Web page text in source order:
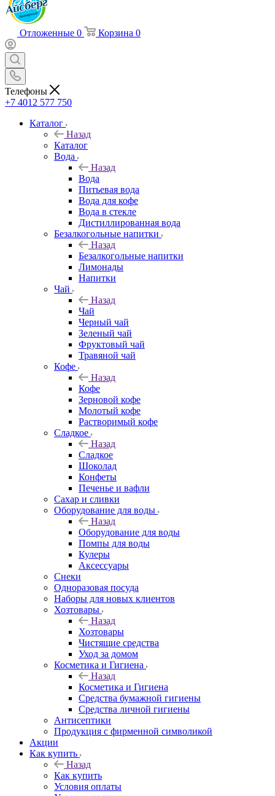
Отложенные 0 Корзина 0
Телефоны
+7 4012 577 750
Каталог
Назад
Каталог
Вода
Назад
Вода
Питьевая вода
Вода для кофе
Вода в стекле
Дистиллированная вода
Безалкогольные напитки
Назад
Безалкогольные напитки
Лимонады
Напитки
Чай
Назад
Чай
Черный чай
Зеленый чай
Фруктовый чай
Травяной чай
Кофе
Назад
Кофе
Зерновой кофе
Молотый кофе
Растворимый кофе
Сладкое
Назад
Сладкое
Шоколад
Конфеты
Печенье и вафли
Сахар и сливки
Оборудование для воды
Назад
Оборудование для воды
Помпы для воды
Кулеры
Аксессуары
Снеки
Одноразовая посуда
Наборы для новых клиентов
Хозтовары
Назад
Хозтовары
Чистящие средства
Уход за домом
Косметика и Гигиена
Назад
Косметика и Гигиена
Средства бумажной гигиены
Средства личной гигиены
Антисептики
Продукция с фирменной символикой
Акции
Как купить
Назад
Как купить
Условия оплаты